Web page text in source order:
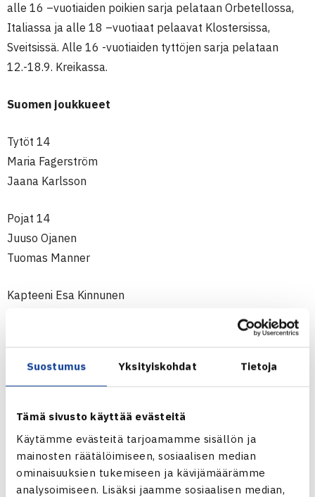
Suostumus Yksityiskohdat Tietoja
Tämä sivusto käyttää evästeitä
Käytämme evästeitä tarjoamamme sisällön ja
mainosten räätälöimiseen, sosiaalisen median
ominaisuuksien tukemiseen ja kävijämäärämme
analysoimiseen. Lisäksi jaamme sosiaalisen median,
alle 16 –vuotiaiden poikien sarja pelataan Orbetellossa,
Italiassa ja alle 18 –vuotiaat pelaavat Klostersissa,
Sveitsissä. Alle 16 -vuotiaiden tyttöjen sarja pelataan
12.-18.9. Kreikassa.
Suomen joukkueet
Tytöt 14
Maria Fagerström
Jaana Karlsson
Pojat 14
Juuso Ojanen
Tuomas Manner
Kapteeni Esa Kinnunen
Harri Heliövaara
Henri Kontinen
Kapteeni Pasi Kinnunen
Pojat 18
Tuomas Markkula
Tommi Nissinen